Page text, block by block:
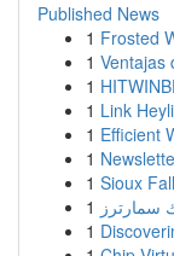
Published News
1 Frosted
1 Ventajas
1
1 Link
1 Efficient
1
1 Sioux
1 سمارترز
1